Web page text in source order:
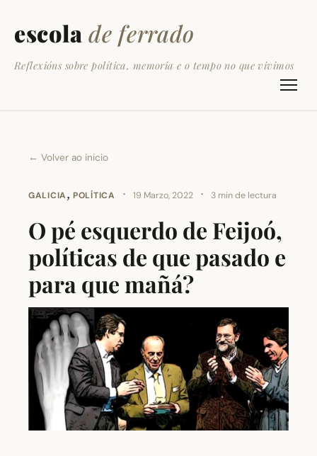
escola de ferrado
Reflexións sobre política, memoria e o tempo no que vivimos
← Volver ao inicio
GALICIA,POLÍTICA · 19 Marzo, 2022 · 3 min de lectura
O pé esquerdo de Feijoó,
políticas de que pasado e
para que mañá?